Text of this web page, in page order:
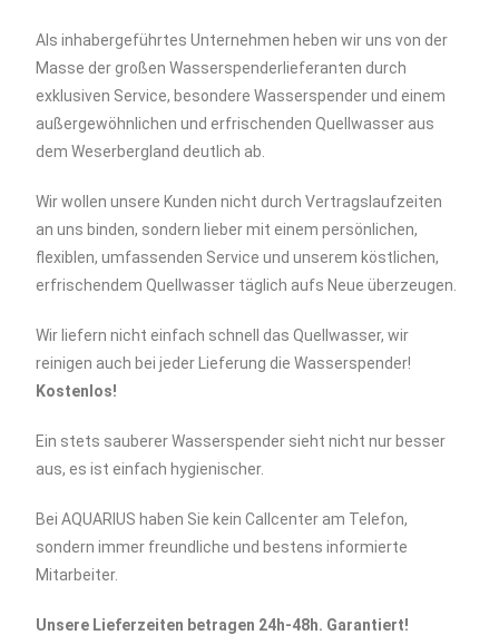
Als inhabergeführtes Unternehmen heben wir uns von der
Masse der großen Wasserspenderlieferanten durch
exklusiven Service, besondere Wasserspender und einem
außergewöhnlichen und erfrischenden Quellwasser aus
dem Weserbergland deutlich ab.
Wir wollen unsere Kunden nicht durch Vertragslaufzeiten
an uns binden, sondern lieber mit einem persönlichen,
flexiblen, umfassenden Service und unserem köstlichen,
erfrischendem Quellwasser täglich aufs Neue überzeugen.
Wir liefern nicht einfach schnell das Quellwasser, wir
reinigen auch bei jeder Lieferung die Wasserspender!
Kostenlos!
Ein stets sauberer Wasserspender sieht nicht nur besser
aus, es ist einfach hygienischer.
Bei AQUARIUS haben Sie kein Callcenter am Telefon,
sondern immer freundliche und bestens informierte
Mitarbeiter.
Unsere Lieferzeiten betragen 24h-48h. Garantiert!